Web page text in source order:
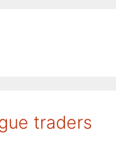
traders